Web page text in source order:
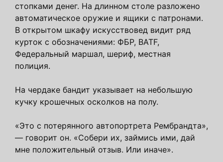
стопками денег. На длинном столе разложено
автоматическое оружие и ящики с патронами.
В открытом шкафу искусствовед видит ряд
курток с обозначениями: ФБР, BATF,
Федеральный маршал, шериф, местная
полиция.
На чердаке бандит указывает на небольшую
кучку крошечных осколков на полу.
«Это с потерянного автопортрета Рембрандта»,
— говорит он. «Собери их, займись ими, дай
мне положительный отзыв. Или иначе».